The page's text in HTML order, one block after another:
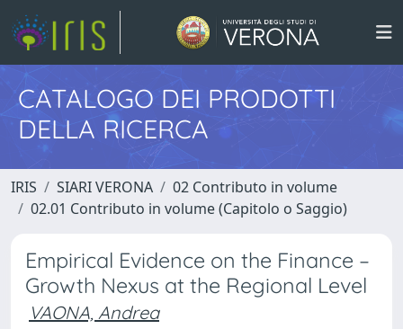
CATALOGO DEI PRODOTTI
DELLA RICERCA
IRIS SIARI VERONA
02 Contributo in volume
02.01 Contributo in volume (Capitolo o Saggio)
Empirical Evidence on the Finance –
Growth Nexus at the Regional Level
VAONA, Andrea